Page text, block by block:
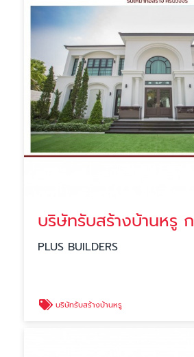
บริษัทรับสร้างบ้านหรู
PLUS BUILDERS
บริษัทรับสร้างบ้านหรู